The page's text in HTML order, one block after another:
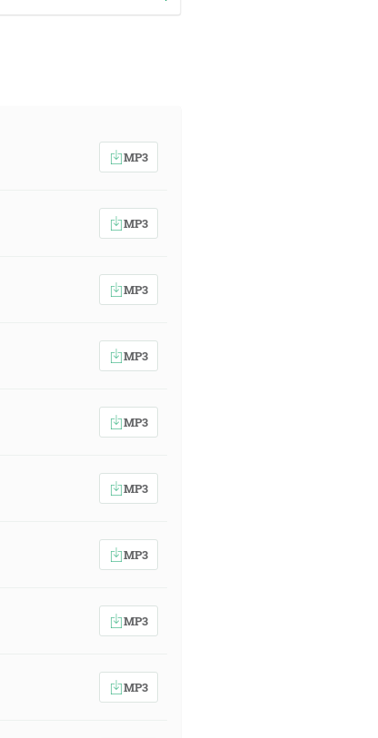
MP3
MP3
MP3
MP3
MP3
MP3
MP3
MP3
MP3